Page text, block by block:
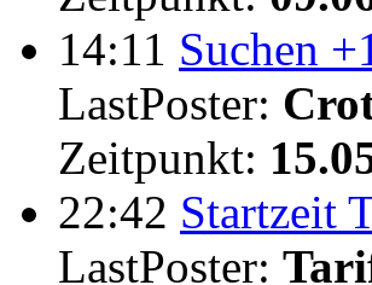
14:11 Suchen
LastPoster:
Zeitpunkt:
22:42 Startzeit
LastPoster: